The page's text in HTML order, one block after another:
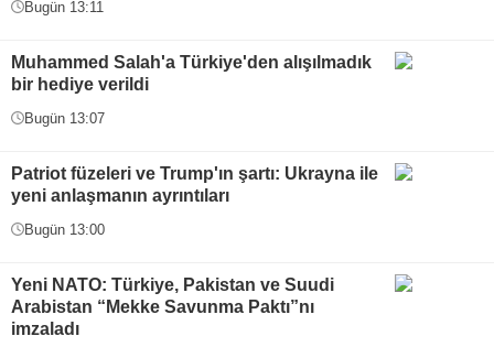
Bugün 13:11
Muhammed Salah'a Türkiye'den alışılmadık
bir hediye verildi
Bugün 13:07
Patriot füzeleri ve Trump'ın şartı: Ukrayna ile
yeni anlaşmanın ayrıntıları
Bugün 13:00
Yeni NATO: Türkiye, Pakistan ve Suudi
Arabistan “Mekke Savunma Paktı”nı
imzaladı